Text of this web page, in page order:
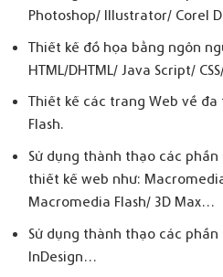
Photoshop/ Illustrator/ Corel
Thiết kế đồ họa bằng ngôn
HTML/DHTML/ Java Script/
Thiết kế các trang Web về
Flash.
Sử dụng thành thạo các
thiết kế web như:
Macromedia Flash/ 3D Max…
Sử dụng thành thạo các
InDesign…